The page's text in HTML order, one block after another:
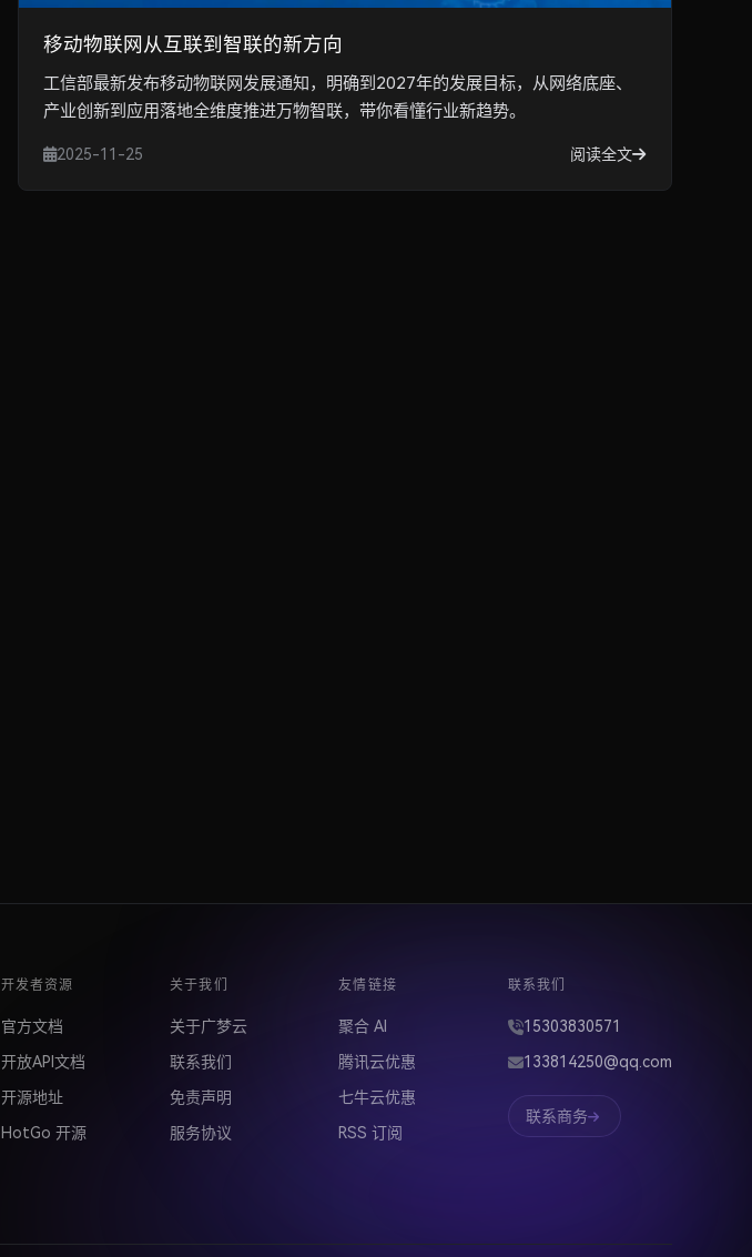
移动物联网从互联到智联的新方向
工信部最新发布移动物联网发展通知，明确到2027年的发展目标，从网络底座、
产业创新到应用落地全维度推进万物智联，带你看懂行业新趋势。
2025-11-25 阅读全文
开发者资源
官方文档
开放API文档
开源地址
HotGo 开源
关于我们
关于广梦云
联系我们
免责声明
服务协议
友情链接
聚合 AI
腾讯云优惠
七牛云优惠
RSS 订阅
联系我们
15303830571
133814250@qq.com
联系商务